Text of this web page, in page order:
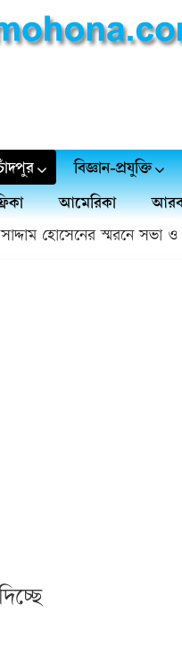
বিজ্ঞান-প্রযুক্তি
আমেরিকা আরব
স্মরনে সভা ও দোয়া